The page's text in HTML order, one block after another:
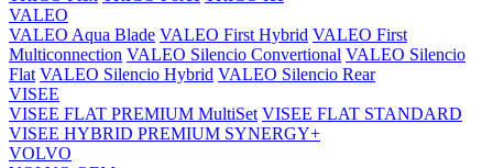
VALEO
VALEO Aqua Blade VALEO First Hybrid VALEO First
Multiconnection VALEO Silencio Convertional VALEO Silencio
Flat VALEO Silencio Hybrid VALEO Silencio Rear
VISEE
VISEE FLAT PREMIUM MultiSet VISEE FLAT STANDARD
VISEE HYBRID PREMIUM SYNERGY+
VOLVO